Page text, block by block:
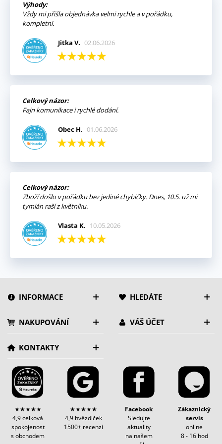
Výhody:
Vždy mi přišla objednávka velmi rychle a v pořádku,
kompletní.
Jitka V. 02.06.2026
Celkový názor:
Fajn komunikace i rychlé dodání.
Obec H. 01.06.2026
Celkový názor:
Zboží došlo v pořádku bez jediné chybičky. Dnes, 10.5. už mi
tymián raší z květníku.
Vlasta K. 10.05.2026
INFORMACE HLEDÁTE
NAKUPOVÁNÍ VÁŠ ÚČET
KONTAKTY
★★★★★
4,9 celková
spokojenost
s obchodem
★★★★★
4,9 hvězdiček
1500+ recenzí
Facebook
Sledujte
aktuality
na našem
Zákaznický
servis
online
8 - 16 hod